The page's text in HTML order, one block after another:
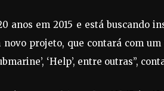
anos em 2015 e está buscando
projeto, que contará com
‘Help’, entre outras”,